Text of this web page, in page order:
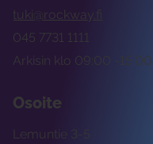
tuki@rockway.fi
Arkisin klo 09:00 -15:00
045 7731 1111
Osoite
Lemuntie 3-5